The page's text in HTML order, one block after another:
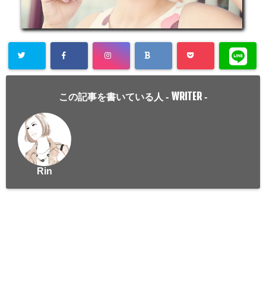
この記事を書いている人 - WRITER -
Rin